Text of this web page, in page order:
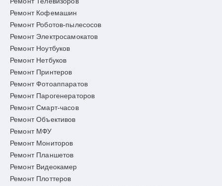
Ремонт Кофемашин
Ремонт Роботов-пылесосов
Ремонт Электросамокатов
Ремонт Ноутбуков
Ремонт Нетбуков
Ремонт Принтеров
Ремонт Фотоаппаратов
Ремонт Парогенераторов
Ремонт Смарт-часов
Ремонт Объективов
Ремонт МФУ
Ремонт Мониторов
Ремонт Планшетов
Ремонт Видеокамер
Ремонт Плоттеров